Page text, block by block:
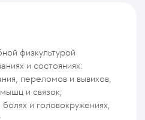
физкультурой
и состояниях:
переломов и вывихов,
и связок;
и головокружениях,